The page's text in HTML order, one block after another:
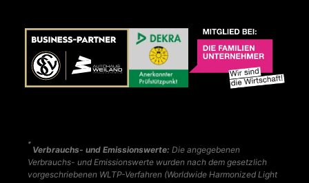
*
Verbrauchs- und Emissionswerte: Die angegebenen
Verbrauchs- und Emissionswerte wurden nach dem gesetzlich
vorgeschriebenen WLTP-Verfahren (Worldwide Harmonized Light